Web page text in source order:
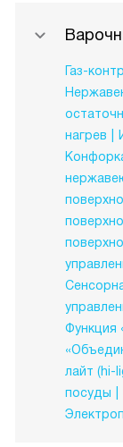
Газ-
нагрев
Функция
лайт (hi-
посуды